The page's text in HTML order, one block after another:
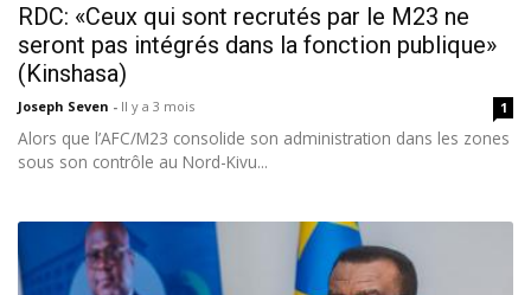
RDC: «Ceux qui sont recrutés par le M23 ne
seront pas intégrés dans la fonction publique»
(Kinshasa)
Joseph Seven - Il y a 3 mois 1
Alors que l’AFC/M23 consolide son administration dans les zones
sous son contrôle au Nord-Kivu...